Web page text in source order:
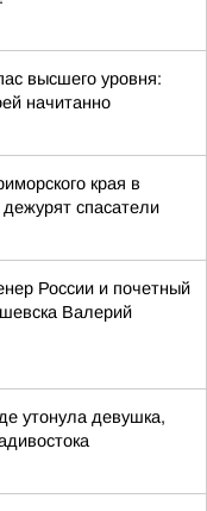
высшего уровня:
начитанно
края в
спасатели
России и почетный
Валерий
утонула девушка,